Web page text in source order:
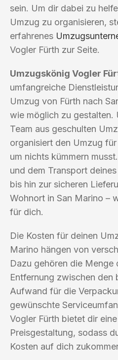
sein. Um dir dabei zu
Umzug zu organisieren,
erfahrenes
Vogler Fürth zur Seite.
Umzugskönig Vogler
umfangreiche
Umzug von Fürth nach
wie möglich zu gestalten.
Team aus geschulten
organisiert den Umzug
um nichts kümmern
und dem Transport
bis hin zur sicheren
Wohnort in San Marino –
für dich.
Die Kosten für deinen
Marino hängen von
Dazu gehören die Menge
Entfernung zwischen den
Aufwand für die
gewünschte
Vogler Fürth bietet dir
Preisgestaltung, sodass
Kosten auf dich